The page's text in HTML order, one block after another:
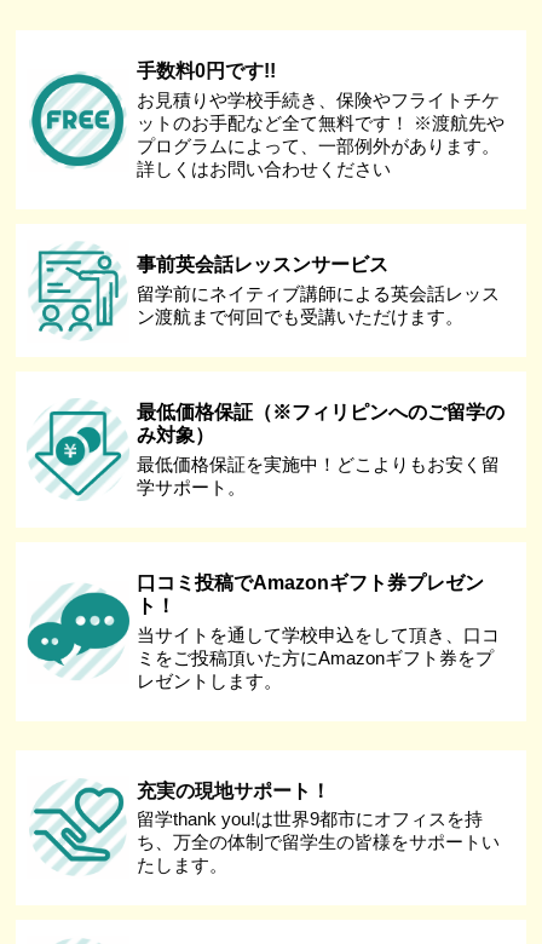
手数料0円です!!
お見積りや学校手続き、保険やフライトチケ
ットのお手配など全て無料です！ ※渡航先や
プログラムによって、一部例外があります。
詳しくはお問い合わせください
事前英会話レッスンサービス
留学前にネイティブ講師による英会話レッス
ン渡航まで何回でも受講いただけます。
最低価格保証（※フィリピンへのご留学の
み対象）
最低価格保証を実施中！どこよりもお安く留
学サポート。
口コミ投稿でAmazonギフト券プレゼン
ト！
当サイトを通して学校申込をして頂き、口コ
ミをご投稿頂いた方にAmazonギフト券をプ
レゼントします。
充実の現地サポート！
留学thank you!は世界9都市にオフィスを持
ち、万全の体制で留学生の皆様をサポートい
たします。